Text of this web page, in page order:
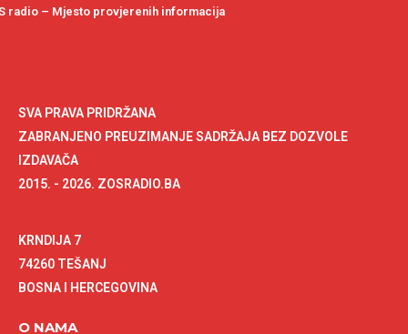
radio – Mjesto provjerenih informacija
SVA PRAVA PRIDRŽANA
ZABRANJENO PREUZIMANJE SADRŽAJA BEZ DOZVOLE
IZDAVAČA
2015. - 2026. ZOSRADIO.BA
KRNDIJA 7
74260 TEŠANJ
BOSNA I HERCEGOVINA
O NAMA